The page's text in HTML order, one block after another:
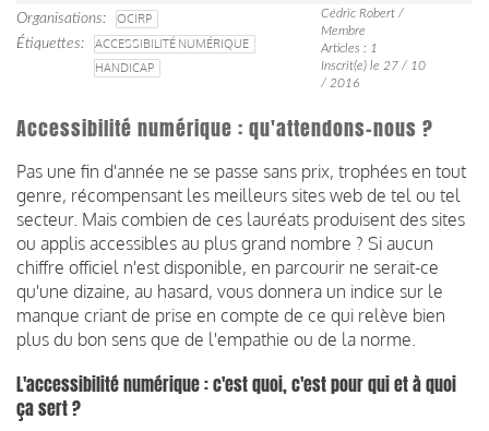
Organisations
OCIRP
Étiquettes
ACCESSIBILITÉ NUMÉRIQUE
HANDICAP
Cédric Robert /
Membre
Articles : 1
Inscrit(e) le 27 / 10
/ 2016
Accessibilité numérique : qu'attendons-nous ?
Pas une fin d'année ne se passe sans prix, trophées en tout
genre, récompensant les meilleurs sites web de tel ou tel
secteur. Mais combien de ces lauréats produisent des sites
ou applis accessibles au plus grand nombre ? Si aucun
chiffre officiel n'est disponible, en parcourir ne serait-ce
qu'une dizaine, au hasard, vous donnera un indice sur le
manque criant de prise en compte de ce qui relève bien
plus du bon sens que de l'empathie ou de la norme.
L'accessibilité numérique : c'est quoi, c'est pour qui et à quoi
ça sert ?